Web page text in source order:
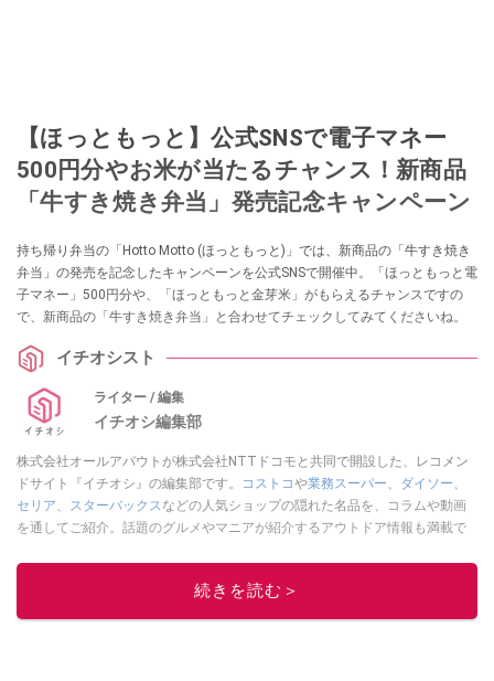
【ほっともっと】公式SNSで電子マネー
500円分やお米が当たるチャンス！新商品
「牛すき焼き弁当」発売記念キャンペーン
持ち帰り弁当の「Hotto Motto (ほっともっと)」では、新商品の「牛すき焼き
弁当」の発売を記念したキャンペーンを公式SNSで開催中。「ほっともっと電
子マネー」500円分や、「ほっともっと金芽米」がもらえるチャンスですの
で、新商品の「牛すき焼き弁当」と合わせてチェックしてみてくださいね。
イチオシスト
ライター / 編集
イチオシ編集部
株式会社オールアバウトが株式会社NTTドコモと共同で開設した、レコメン
ドサイト『イチオシ』の編集部です。
コストコや業務スーパー、 ダイソー、
セリア、 スターバックスなどの人気ショップの隠れた名品を、コラムや動画
を通してご紹介。話題のグルメやマニアが紹介するアウトドア情報も満載で
レビューしています。毎日トレンド情報をお届けしているので、ぜひ
してください！続きを読む＞